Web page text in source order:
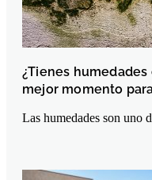
¿Tienes humedades
mejor momento
Las humedades son uno